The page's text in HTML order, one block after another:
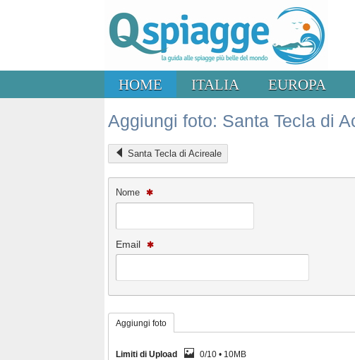
HOME ITALIA EUROPA
Aggiungi foto: Santa Tecla di
Santa Tecla di Acireale
Nome
Email
Aggiungi foto
Limiti di Upload 0/10 • 10MB